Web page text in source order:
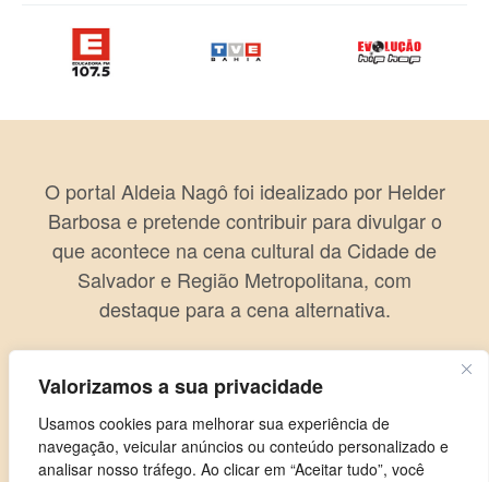
Valorizamos a sua privacidade
Usamos cookies para melhorar sua experiência de
navegação, veicular anúncios ou conteúdo personalizado e
analisar nosso tráfego. Ao clicar em “Aceitar tudo”, você
O portal Aldeia Nagô foi idealizado por Helder
Barbosa e pretende contribuir para divulgar o
que acontece na cena cultural da Cidade de
Salvador e Região Metropolitana, com
destaque para a cena alternativa.